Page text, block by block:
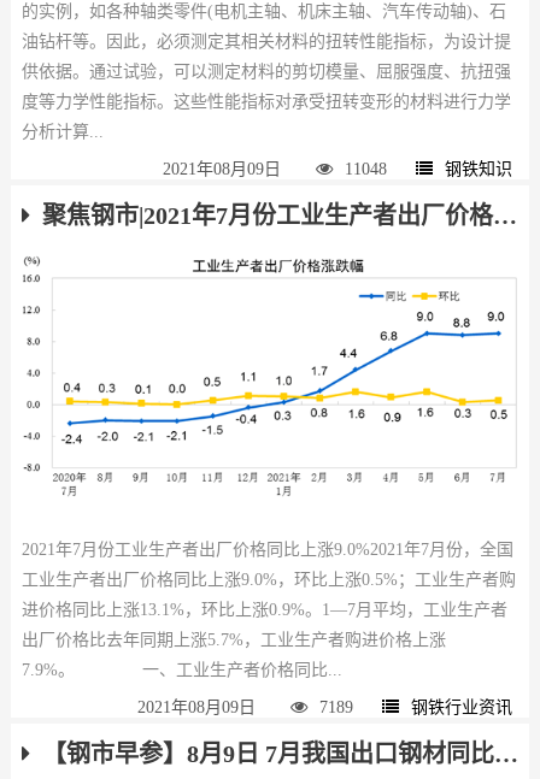
的实例，如各种轴类零件(电机主轴、机床主轴、汽车传动轴)、石
油钻杆等。因此，必须测定其相关材料的扭转性能指标，为设计提
供依据。通过试验，可以测定材料的剪切模量、屈服强度、抗扭强
度等力学性能指标。这些性能指标对承受扭转变形的材料进行力学
分析计算...
2021年08月09日 11048 钢铁知识
聚焦钢市|2021年7月份工业生产者出厂价格同比上涨9.0%
2021年7月份工业生产者出厂价格同比上涨9.0%2021年7月份，全国
工业生产者出厂价格同比上涨9.0%，环比上涨0.5%；工业生产者购
进价格同比上涨13.1%，环比上涨0.9%。1—7月平均，工业生产者
出厂价格比去年同期上涨5.7%，工业生产者购进价格上涨
7.9%。 一、工业生产者价格同比...
2021年08月09日 7189 钢铁行业资讯
【钢市早参】8月9日 7月我国出口钢材同比增长35.6%，挖掘机销量同比下降9.24%